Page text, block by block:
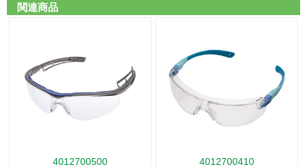
関連商品
4012700500 4012700410